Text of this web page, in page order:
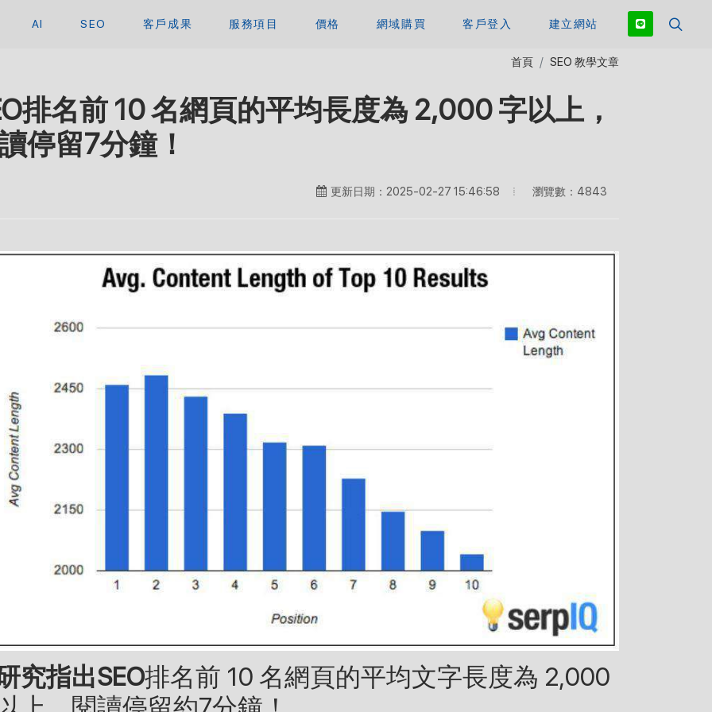
AI SEO 客戶成果 服務項目 價格 網域購買 客戶登入 建立網站
首頁 SEO 教學文章
排名前 10 名網頁的平均長度為 2,000 字以上，
停留7分鐘！
更新日期：2025-02-27 15:46:58 瀏覽數：4843
究指出SEO排名前 10 名網頁的平均文字長度為 2,000